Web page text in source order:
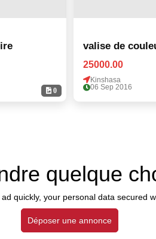
0
valise de
25000.00
Kinshasa
06 Sep 2016
quelque
ad quickly, your personal data secured
Déposer une annonce